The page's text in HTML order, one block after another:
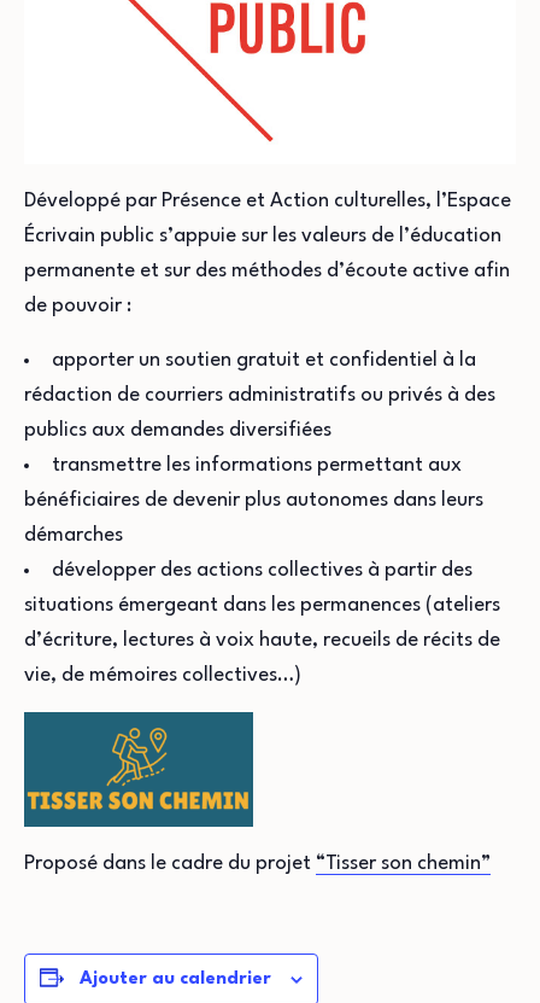
Développé par Présence et Action culturelles, l’Espace
Écrivain public s’appuie sur les valeurs de l’éducation
permanente et sur des méthodes d’écoute active afin
de pouvoir :
apporter un soutien gratuit et confidentiel à la
rédaction de courriers administratifs ou privés à des
publics aux demandes diversifiées
transmettre les informations permettant aux
bénéficiaires de devenir plus autonomes dans leurs
démarches
développer des actions collectives à partir des
situations émergeant dans les permanences (ateliers
d’écriture, lectures à voix haute, recueils de récits de
vie, de mémoires collectives…)
Proposé dans le cadre du projet “Tisser son chemin”
Ajouter au calendrier